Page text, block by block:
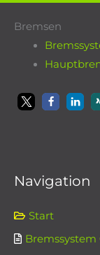
Navigation
Start
Bremsen